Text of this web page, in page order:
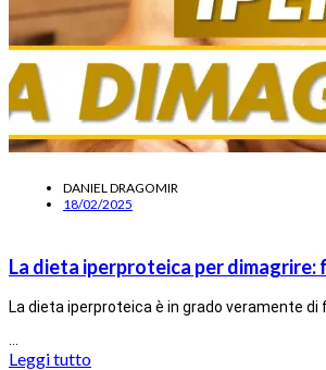
DANIEL DRAGOMIR
18/02/2025
La dieta iperproteica per dimagrire:
La dieta iperproteica è in grado veramente
Leggi tutto